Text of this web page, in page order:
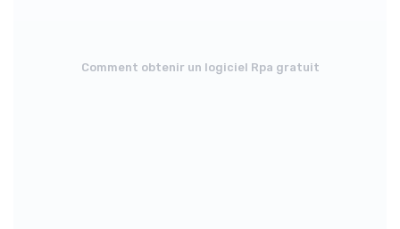
Comment obtenir un logiciel Rpa gratuit